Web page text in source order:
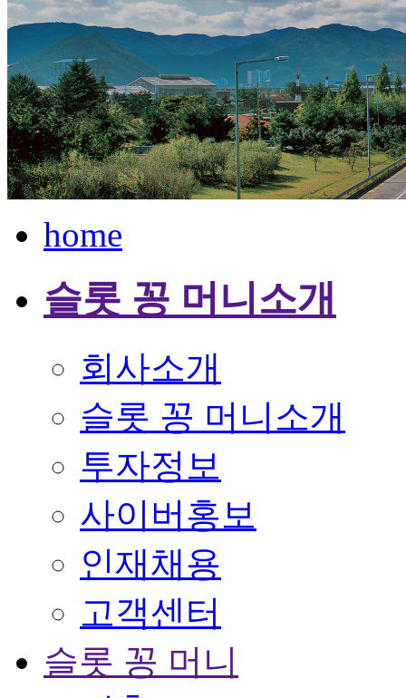
home
슬롯 꽁 머니소개
회사소개
슬롯 꽁 머니소개
투자정보
사이버홍보
인재채용
고객센터
슬롯 꽁 머니